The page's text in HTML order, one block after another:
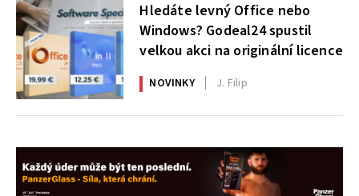
Hledáte levný Office nebo
Windows? Godeal24 spustil
velkou akci na originální licence
NOVINKY J. Filip